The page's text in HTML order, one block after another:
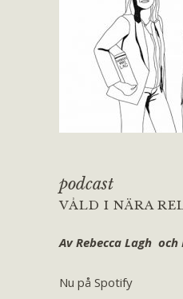
podcast
VÅLD I NÄRA
Av Rebecca Lagh
Nu på Spotify